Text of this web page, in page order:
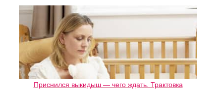
Приснился выкидыш — чего ждать. Трактовка